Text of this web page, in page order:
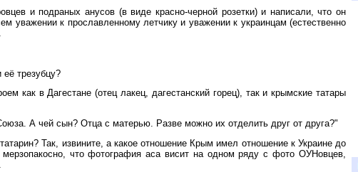
и подраных анусов (в виде красно-черной розетки) и написали, что он
уважении к прославленному летчику и уважении к украинцам (естественно
трезубцу?
как в Дагестане (отец лакец, дагестанский горец), так и крымские татары
А чей сын? Отца с матерью. Разве можно их отделить друг от друга?"
Так, извините, а какое отношение Крым имел отношение к Украине до
что фотография аса висит на одном ряду с фото ОУНовцев,